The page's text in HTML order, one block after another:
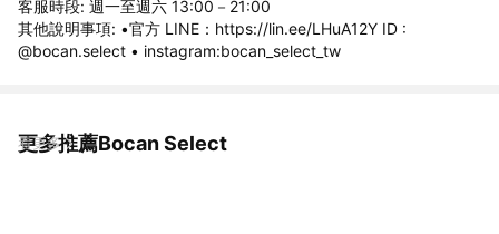
客服時段: 週一至週六 13:00－21:00
其他說明事項: •官方 LINE：https://lin.ee/LHuA12Y ID :
@bocan.select • instagram:bocan_select_tw
更多推薦Bocan Select
看更多